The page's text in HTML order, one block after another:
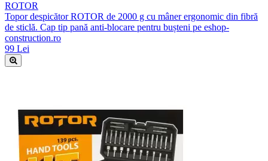
ROTOR
Topor despicător ROTOR de 2000 g cu mâner ergonomic din fibră
de sticlă. Cap tip pană anti-blocare pentru bușteni pe eshop-
construction.ro
99 Lei